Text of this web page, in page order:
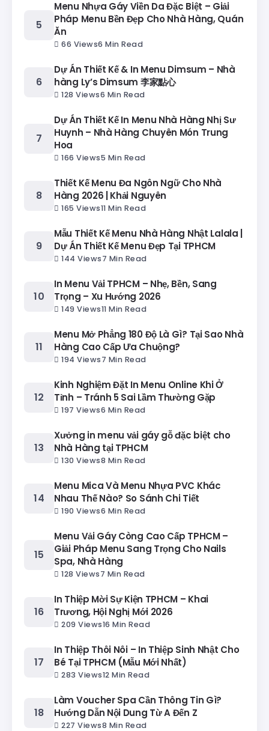
Menu Nhựa Gáy Viền Da Đặc Biệt – Giải
Pháp Menu Bền Đẹp Cho Nhà Hàng, Quán
Ăn
66 Views6 Min Read
Dự Án Thiết Kế & In Menu Dimsum – Nhà
hàng Ly’s Dimsum 李家點心
128 Views6 Min Read
Dự Án Thiết Kế In Menu Nhà Hàng Nhị Sư
Huynh – Nhà Hàng Chuyên Món Trung
Hoa
166 Views5 Min Read
Thiết Kế Menu Đa Ngôn Ngữ Cho Nhà
Hàng 2026 | Khải Nguyên
165 Views11 Min Read
Mẫu Thiết Kế Menu Nhà Hàng Nhật Lalala |
Dự Án Thiết Kế Menu Đẹp Tại TPHCM
144 Views7 Min Read
In Menu Vải TPHCM – Nhẹ, Bền, Sang
Trọng – Xu Hướng 2026
149 Views11 Min Read
Menu Mở Phẳng 180 Độ Là Gì? Tại Sao Nhà
Hàng Cao Cấp Ưa Chuộng?
194 Views7 Min Read
Kinh Nghiệm Đặt In Menu Online Khi Ở
Tỉnh – Tránh 5 Sai Lầm Thường Gặp
197 Views6 Min Read
Xưởng in menu vải gáy gỗ đặc biệt cho
Nhà Hàng tại TPHCM
130 Views8 Min Read
Menu Mica Và Menu Nhựa PVC Khác
Nhau Thế Nào? So Sánh Chi Tiết
190 Views6 Min Read
Menu Vải Gáy Còng Cao Cấp TPHCM –
Giải Pháp Menu Sang Trọng Cho Nails
Spa, Nhà Hàng
128 Views7 Min Read
In Thiệp Mời Sự Kiện TPHCM – Khai
Trương, Hội Nghị Mới 2026
209 Views16 Min Read
In Thiệp Thôi Nôi – In Thiệp Sinh Nhật Cho
Bé Tại TPHCM (Mẫu Mới Nhất)
283 Views12 Min Read
Làm Voucher Spa Cần Thông Tin Gì?
Hướng Dẫn Nội Dung Từ A Đến Z
227 Views8 Min Read